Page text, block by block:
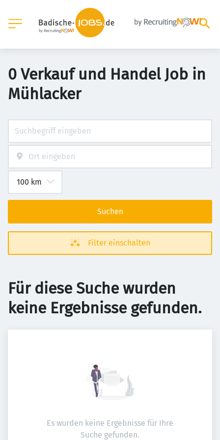
0 Verkauf und Handel Job in
Mühlacker
Suchen
Filter einschalten
Für diese Suche wurden
keine Ergebnisse gefunden.
Es wurden keine Ergebnisse für Ihre
Suche gefunden.